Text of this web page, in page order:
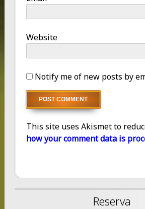
Website
Notify me of new posts by
This site uses Akismet to
how your comment data is
Reserva